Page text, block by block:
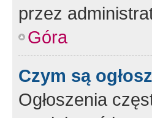
przez
Góra
Czym są
Ogłoszenia